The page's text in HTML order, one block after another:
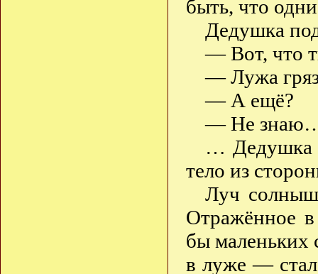
быть, что
Дедушка
— Вот, что
— Лужа
— А ещё?
— Не
… Дедушка
тело из
Луч
Отражённое
бы маленьких
в луже —